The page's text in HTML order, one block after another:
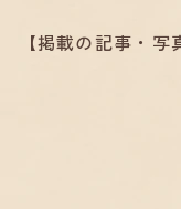
【掲載の記事・